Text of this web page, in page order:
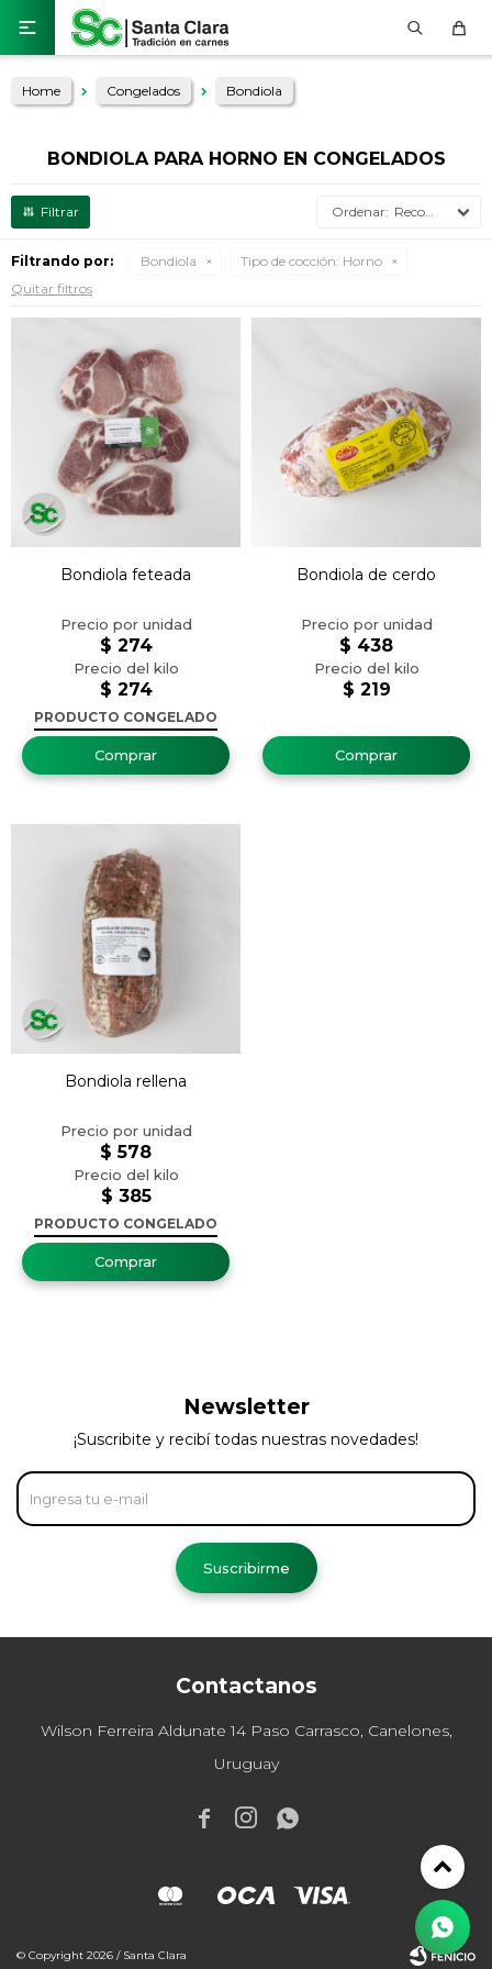

Home Congelados Bondiola
BONDIOLA PARA HORNO EN CONGELADOS
Recomendados
Filtrando por: Bondiola Tipo de cocción: Horno
Quitar filtros
Bondiola feteada
$ 274
$ 274
PRODUCTO CONGELADO
Bondiola de cerdo
$ 219
$ 438
Bondiola rellena
$ 385
$ 578
PRODUCTO CONGELADO
Contactanos
Wilson Ferreira Aldunate 14 Paso Carrasco, Canelones,
Uruguay
  
Newsletter
¡Suscribite y recibí todas nuestras novedades!
Suscribirme
© Copyright 2026 / Santa Clara